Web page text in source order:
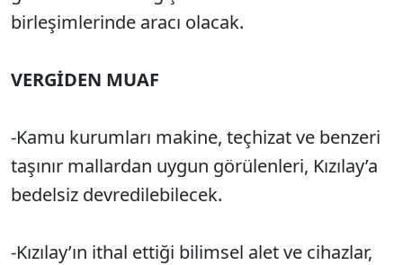
birleşimlerinde aracı olacak.
VERGİDEN MUAF
-Kamu kurumları makine, teçhizat ve benzeri
taşınır mallardan uygun görülenleri, Kızılay’a
bedelsiz devredilebilecek.
-Kızılay’ın ithal ettiği bilimsel alet ve cihazlar,